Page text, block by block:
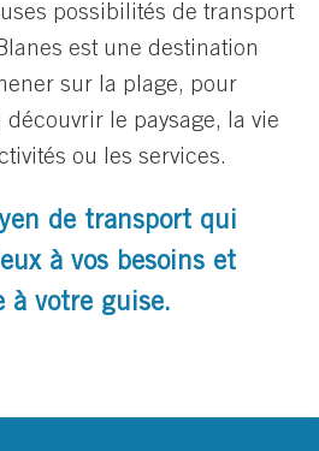
possibilités de transport
est une destination
sur la plage, pour
le paysage, la vie
ou les services.
de transport qui
à vos besoins et
à votre guise.